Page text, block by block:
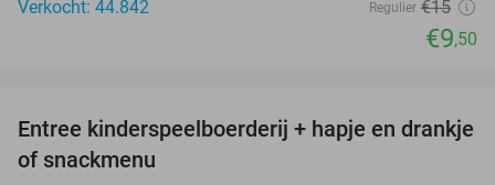
Verkocht: 44.842
Regulier €15
€9,50
24%
Entree kinderspeelboerderij + hapje en drankje
of snackmenu